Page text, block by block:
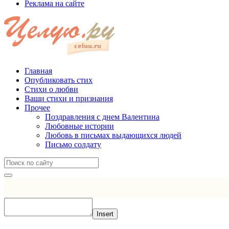
Реклама на сайте
Главная
Опубликовать стих
Стихи о любви
Ваши стихи и признания
Прочее
Поздравления с днем Валентина
Любовные истории
Любовь в письмах выдающихся людей
Письмо солдату
Insert